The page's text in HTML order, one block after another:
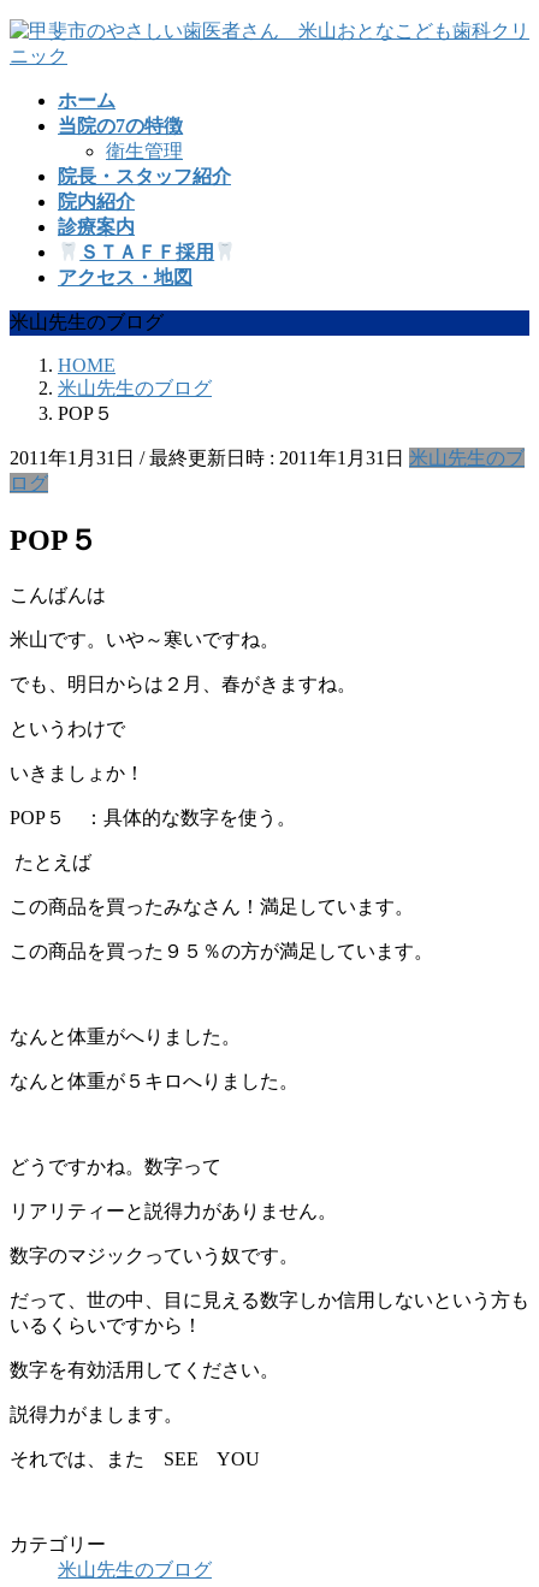
コ
ン
ナ
ビ
ホーム
当院の7の特徴
衛生管理
院長・スタッフ紹介
院内紹介
診療案内
ＳＴＡＦＦ採用
アクセス・地図
米山先生のブログ
HOME
米山先生のブログ
POP５
2011年1月31日 / 最終更新日時 : 2011年1月31日 米山先生のブ
ログ
POP５
こんばんは
米山です。いや～寒いですね。
でも、明日からは２月、春がきますね。
というわけで
いきましょか！
POP５ ：具体的な数字を使う。
たとえば
この商品を買ったみなさん！満足しています。
この商品を買った９５％の方が満足しています。
なんと体重がへりました。
なんと体重が５キロへりました。
どうですかね。数字って
リアリティーと説得力がありません。
数字のマジックっていう奴です。
だって、世の中、目に見える数字しか信用しないという方も
いるくらいですから！
数字を有効活用してください。
説得力がまします。
それでは、また SEE YOU
カテゴリー
米山先生のブログ